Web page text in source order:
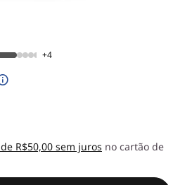
+4
:-R$172,00
R$50,00 sem juros no cartão de